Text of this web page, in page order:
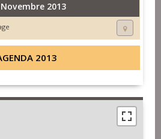
Novembre 2013
2013